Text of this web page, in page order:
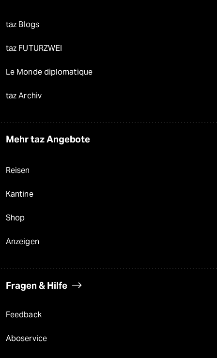
taz Blogs
taz FUTURZWEI
Le Monde diplomatique
taz Archiv
Mehr taz Angebote
Reisen
Kantine
Shop
Anzeigen
Fragen & Hilfe
Feedback
Aboservice